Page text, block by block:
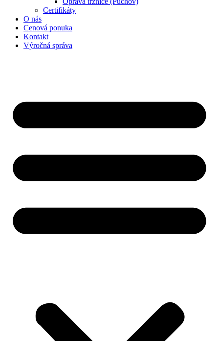
Certifikáty
O nás
Cenová ponuka
Kontakt
Výročná správa